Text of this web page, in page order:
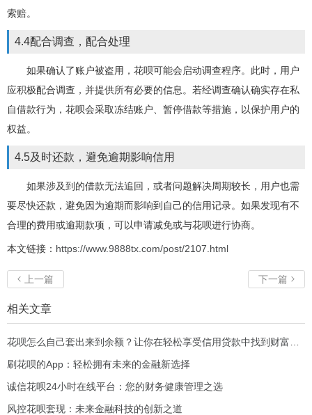
索赔。
4.4配合调查，配合处理
如果确认了账户被盗用，花呗可能会启动调查程序。此时，用户
应积极配合调查，并提供所有必要的信息。若经调查确认确实存在私
自借款行为，花呗会采取冻结账户、暂停借款等措施，以保护用户的
权益。
4.5及时还款，避免逾期影响信用
如果涉及到的借款无法追回，或者问题解决周期较长，用户也需
要尽快还款，避免因为逾期而影响到自己的信用记录。如果发现有不
合理的费用或逾期款项，可以申请减免或与花呗进行协商。
本文链接： https://www.9888tx.com/post/2107.html
 上一篇 下一篇 
相关文章
刷花呗的App：轻松拥有未来的金融新选择
诚信花呗24小时在线平台：您的财务健康管理之选
风控花呗套现：未来金融科技的创新之道